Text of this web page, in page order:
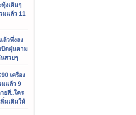
ทุ้งเดิมๆ
มแล้ว 11
ล้วพึ่งลง
ปัดฝุ่นตาม
สวยๆ
เครือง
มแล้ว 9
ยสี..ใคร
มเติมให้